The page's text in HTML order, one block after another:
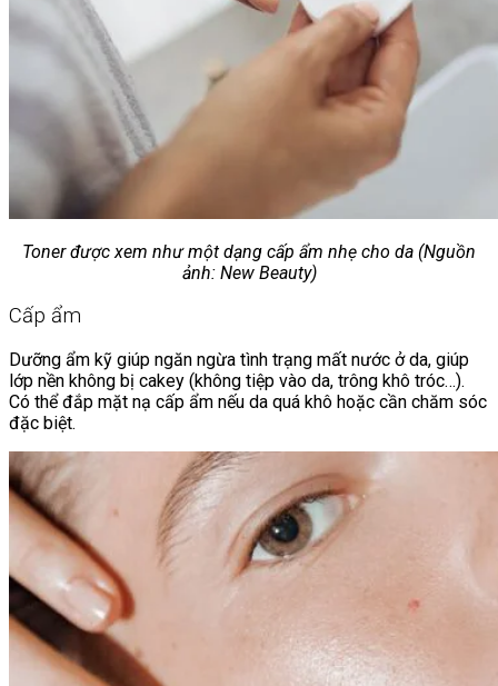
Toner được xem như một dạng cấp ẩm nhẹ cho da (Nguồn
ảnh: New Beauty)
Cấp ẩm
Dưỡng ẩm kỹ giúp ngăn ngừa tình trạng mất nước ở da, giúp
lớp nền không bị cakey (không tiệp vào da, trông khô tróc…).
Có thể đắp mặt nạ cấp ẩm nếu da quá khô hoặc cần chăm sóc
đặc biệt.